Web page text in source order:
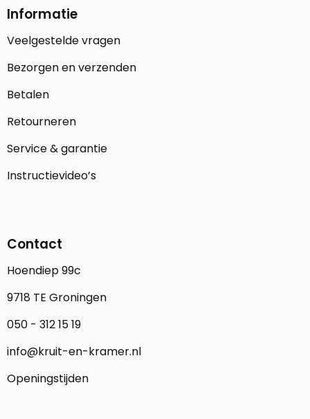
Informatie
Veelgestelde vragen
Bezorgen en verzenden
Betalen
Retourneren
Service & garantie
Instructievideo’s
Contact
Hoendiep 99c
9718 TE Groningen
050 - 312 15 19
info@kruit-en-kramer.nl
Openingstijden